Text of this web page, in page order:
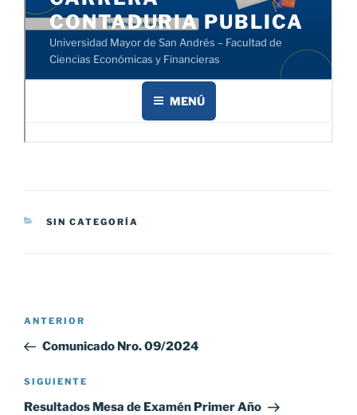
CATEGORÍAS
SIN CATEGORÍA
Navegación
entradas
Entrada
anterior:
ANTERIOR
Comunicado Nro. 09/2024
Siguiente
entrada
SIGUIENTE
Resultados Mesa de Examén Primer Año